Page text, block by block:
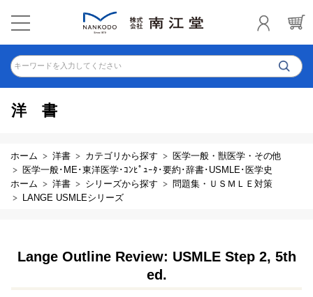
キーワードを入力してください
洋書
ホーム 洋書 カテゴリから探す
医学一般・獣医学・その他
医学一般･ME･東洋医学･ｺﾝﾋﾟｭｰﾀ･要約･辞書･USMLE･医学史
ホーム
洋書 シリーズから探す
問題集・ＵＳＭＬＥ対策
LANGE USMLEシリーズ
Lange Outline Review: USMLE Step 2, 5th
ed.